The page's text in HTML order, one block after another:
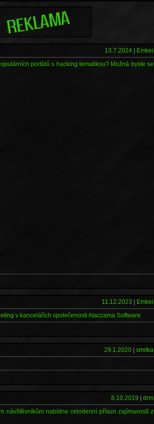
13.7.2024
Emkei
portálů s hacking tematikou? Možná byste se
11.12.2023
Emkei
v kancelářích společenosti Ataccama Software.
29.1.2020 |smitka
8.10.2019 |drm
návštěvníkům nabídne celodenní přísun zajímavostí z